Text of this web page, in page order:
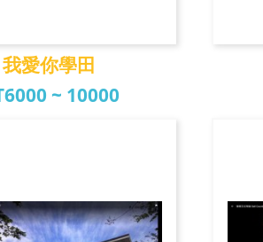
我愛你學田
~ 10000